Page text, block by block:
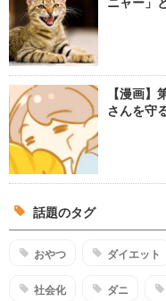
【漫画
さんを守
話題のタグ
おやつ ダイエット
社会化 ダニ